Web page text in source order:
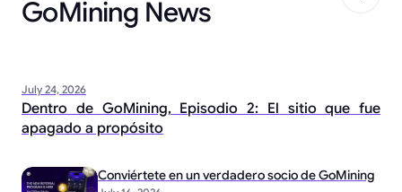
GoMining News
July 24, 2026
Dentro de GoMining, Episodio 2: El sitio que fue
apagado a propósito
Conviértete en un verdadero socio de GoMining